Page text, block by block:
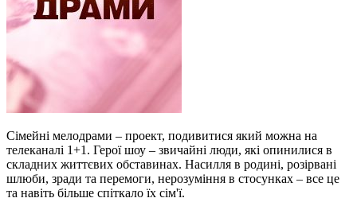
Сімейні мелодрами – проект, подивитися який можна на
телеканалі 1+1. Герої шоу – звичайні люди, які опинилися в
складних життєвих обставинах. Насилля в родині, розірвані
шлюби, зради та перемоги, нерозуміння в стосунках – все це
та навіть більше спіткало їх сім'ї.